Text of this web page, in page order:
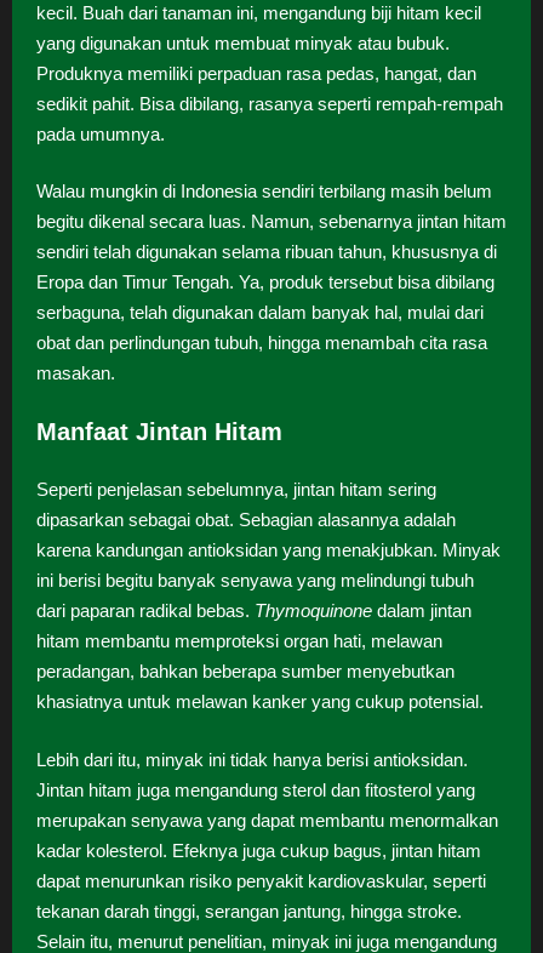
kecil. Buah dari tanaman ini, mengandung biji hitam kecil
yang digunakan untuk membuat minyak atau bubuk.
Produknya memiliki perpaduan rasa pedas, hangat, dan
sedikit pahit. Bisa dibilang, rasanya seperti rempah-rempah
pada umumnya.
Walau mungkin di Indonesia sendiri terbilang masih belum
begitu dikenal secara luas. Namun, sebenarnya jintan hitam
sendiri telah digunakan selama ribuan tahun, khususnya di
Eropa dan Timur Tengah. Ya, produk tersebut bisa dibilang
serbaguna, telah digunakan dalam banyak hal, mulai dari
obat dan perlindungan tubuh, hingga menambah cita rasa
masakan.
Manfaat Jintan Hitam
Seperti penjelasan sebelumnya, jintan hitam sering
dipasarkan sebagai obat. Sebagian alasannya adalah
karena kandungan antioksidan yang menakjubkan. Minyak
ini berisi begitu banyak senyawa yang melindungi tubuh
dari paparan radikal bebas. Thymoquinone dalam jintan
hitam membantu memproteksi organ hati, melawan
peradangan, bahkan beberapa sumber menyebutkan
khasiatnya untuk melawan kanker yang cukup potensial.
Lebih dari itu, minyak ini tidak hanya berisi antioksidan.
Jintan hitam juga mengandung sterol dan fitosterol yang
merupakan senyawa yang dapat membantu menormalkan
kadar kolesterol. Efeknya juga cukup bagus, jintan hitam
dapat menurunkan risiko penyakit kardiovaskular, seperti
tekanan darah tinggi, serangan jantung, hingga stroke.
Selain itu, menurut penelitian, minyak ini juga mengandung